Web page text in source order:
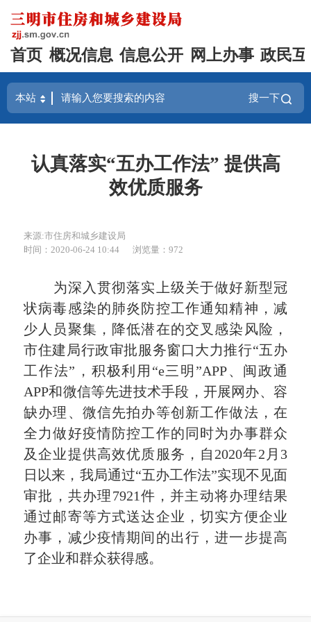
首页 概况信息 信息公开 网上办事 政民
搜一下
认真落实“五办工作法” 提供高
效优质服务
来源:市住房和城乡建设局
时间：2020-06-24 10:44
浏览量：972
为深入贯彻落实上级关于做好新型冠
状病毒感染的肺炎防控工作通知精神 ，减
少人员聚集，降低潜在的交叉感染风险 ，
市住建局行政审批服务窗口大力推行“五办
工作法”，积极利用“e三明”APP、闽政通
APP和微信等先进技术手段，开展网办、容
缺办理、微信先拍办等创新工作做法，在
全力做好疫情防控工作的同时为办事群众
及企业提供高效优质服务，自2020年2月3
日以来，我局通过“五办工作法”实现不见面
审批，共办理7921件，并主动将办理结果
通过邮寄等方式送达企业，切实方便企业
办事，减少疫情期间的出行，进一步提高
了企业和群众获得感。